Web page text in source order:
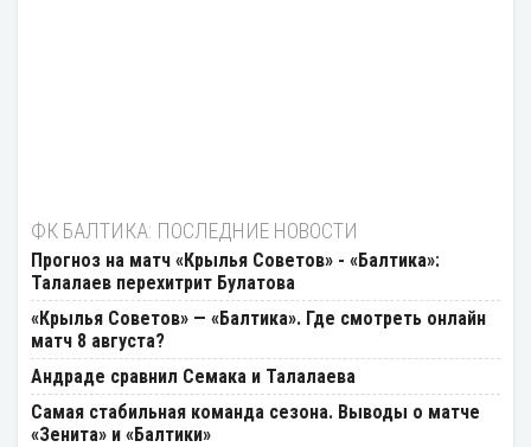
ФК БАЛТИКА: ПОСЛЕДНИЕ НОВОСТИ
Прогноз на матч «Крылья Советов» - «Балтика»:
Талалаев перехитрит Булатова
«Крылья Советов» — «Балтика». Где смотреть онлайн
матч 8 августа?
Андраде сравнил Семака и Талалаева
Самая стабильная команда сезона. Выводы о матче
«Зенита» и «Балтики»